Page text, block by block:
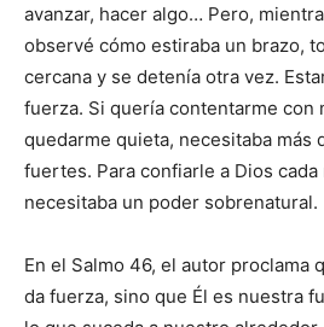
avanzar, hacer algo… Pero,
observé cómo estiraba un brazo,
cercana y se detenía otra vez.
fuerza. Si quería contentarme con
quedarme quieta, necesitaba más
fuertes. Para confiarle a Dios
necesitaba un poder sobrenatural.
En el Salmo 46, el autor proclama
da fuerza, sino que Él es nuestra